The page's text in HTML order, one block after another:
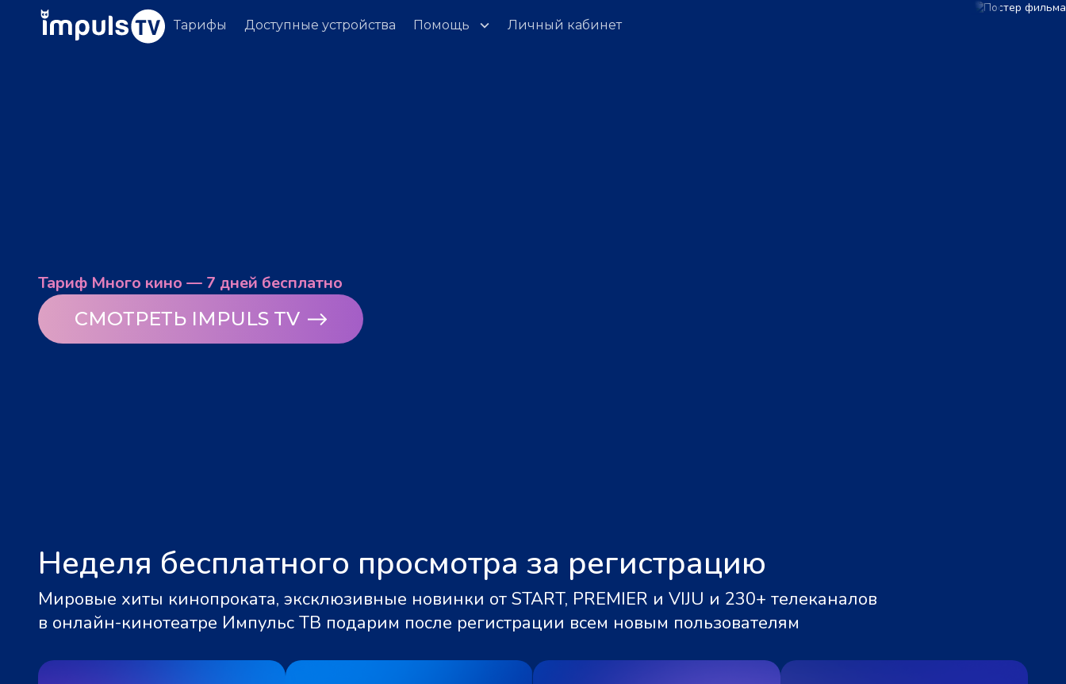
Тарифы Доступные устройства Помощь Личный кабинет
Тариф Много кино — 7 дней бесплатно
СМОТРЕТЬ IMPULS TV
Неделя бесплатного просмотра за регистрацию
Мировые хиты кинопроката, эксклюзивные новинки от START, PREMIER и VIJU и 230+ телеканалов
в онлайн-кинотеатре Импульс ТВ подарим после регистрации всем новым пользователям